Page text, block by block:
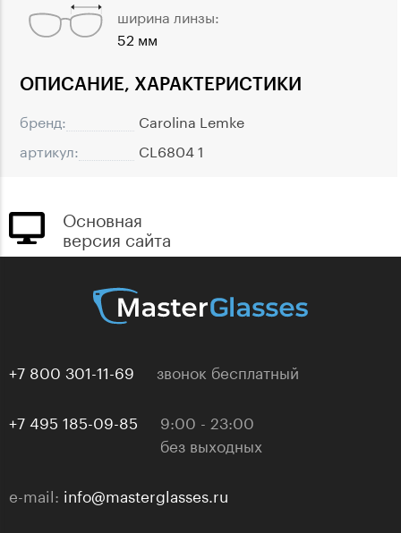
ОПИСАНИЕ, ХАРАКТЕРИСТИКИ
бренд:
Carolina Lemke
артикул:
CL6804 1
ширина линзы:
52 мм
Основная
версия сайта
+7 800 301-11-69 звонок бесплатный
+7 495 185-09-85
9:00 - 23:00
без выходных
e-mail: info@masterglasses.ru